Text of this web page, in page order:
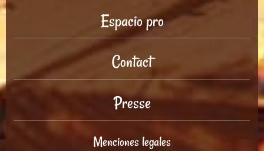
Espacio pro
Contact
Presse
Menciones legales